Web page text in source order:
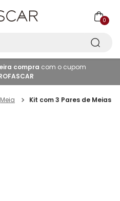
0
compra com o cupom
Meia
Kit com 3 Pares de Meias